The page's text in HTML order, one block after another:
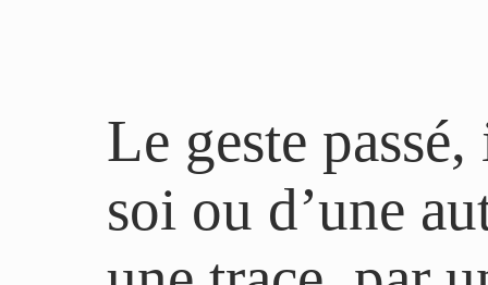
Le geste
soi ou d’une